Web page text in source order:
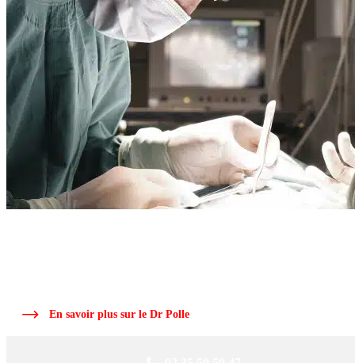
En savoir plus sur le Dr Polle